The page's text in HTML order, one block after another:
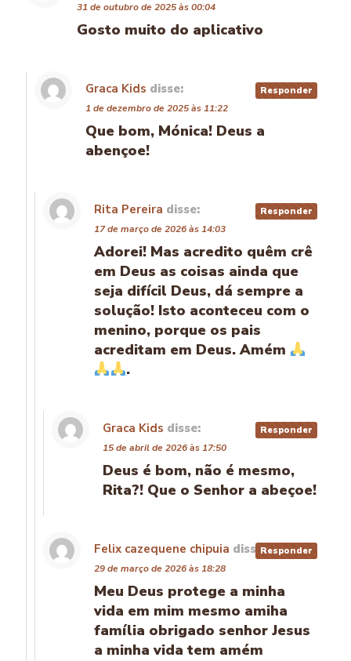
31 de outubro de 2025 às 00:04
Gosto muito do aplicativo
Graca Kids disse:
1 de dezembro de 2025 às 11:22
Que bom, Mónica! Deus a
abençoe!
Responder
Rita Pereira disse:
17 de março de 2026 às 14:03
Adorei! Mas acredito quêm crê
em Deus as coisas ainda que
seja difícil Deus, dá sempre a
solução! Isto aconteceu com o
menino, porque os pais
acreditam em Deus. Amém
.
Responder
Graca Kids disse:
15 de abril de 2026 às 17:50
Deus é bom, não é mesmo,
Rita?! Que o Senhor a abeçoe!
Responder
Felix cazequene chipuia disse:
29 de março de 2026 às 18:28
Meu Deus protege a minha
vida em mim mesmo amiha
família obrigado senhor Jesus
a minha vida tem amém
Responder